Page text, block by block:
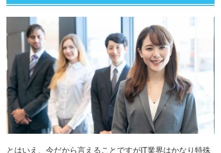
とはいえ、今だから言えることですがIT業界はかなり特殊